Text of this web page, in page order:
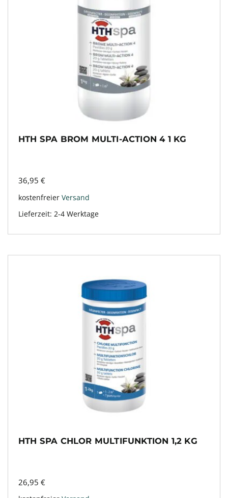
HTH SPA BROM MULTI-ACTION 4 1 KG
36,95 €
kostenfreier Versand
Lieferzeit: 2-4 Werktage
HTH SPA CHLOR MULTIFUNKTION 1,2 KG
26,95 €